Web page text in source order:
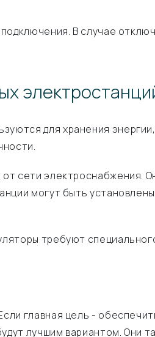
В случае
для хранения
сети электроснабжения.
могут быть
требуют
главная цель -
лучшим вариантом. Они